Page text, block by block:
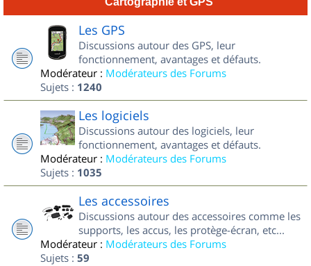
Les GPS
Discussions autour des GPS, leur
fonctionnement, avantages et défauts.
Modérateur : Modérateurs des Forums
Sujets : 1240
Les logiciels
Discussions autour des logiciels, leur
fonctionnement, avantages et défauts.
Modérateur : Modérateurs des Forums
Sujets : 1035
Les accessoires
Discussions autour des accessoires comme les
supports, les accus, les protège-écran, etc...
Modérateur : Modérateurs des Forums
Sujets : 59